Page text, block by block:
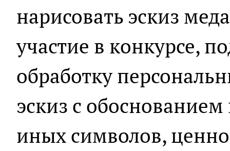
нарисовать эскиз
участие в конкурсе,
обработку
эскиз с
иных символов,